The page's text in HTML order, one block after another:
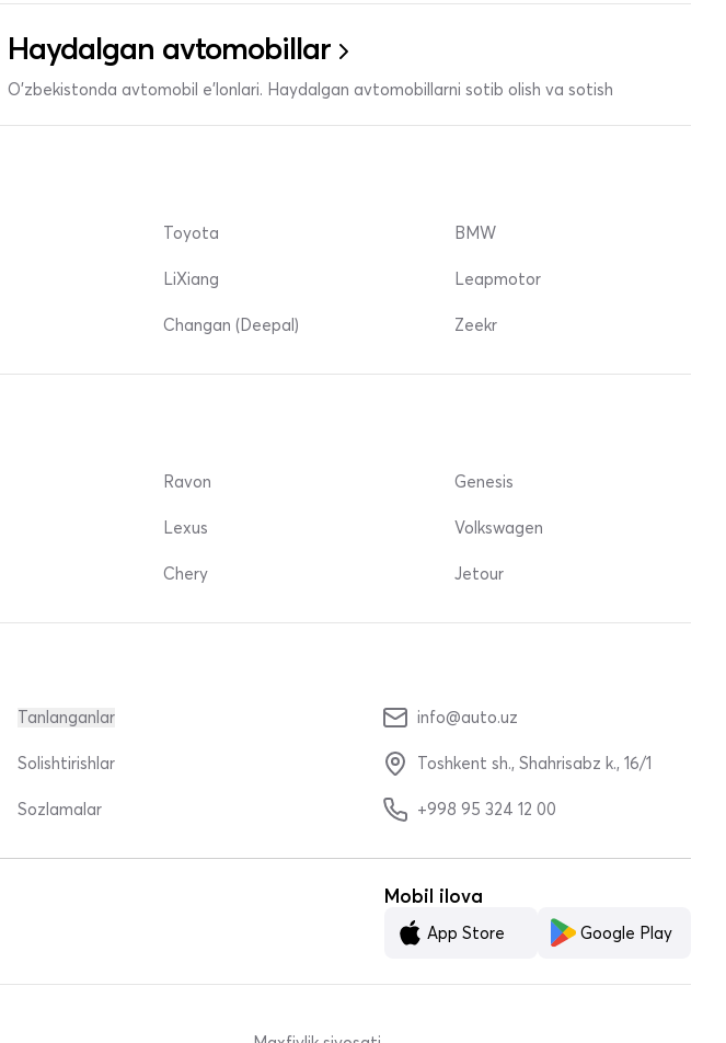
Haydalgan avtomobillar
O'zbekistonda avtomobil e’lonlari. Haydalgan avtomobillarni sotib olish va sotish
Toyota
LiXiang
Changan (Deepal)
BMW
Leapmotor
Zeekr
Ravon
Lexus
Chery
Genesis
Volkswagen
Jetour
Tanlanganlar
Solishtirishlar
Sozlamalar
info@auto.uz
Toshkent sh., Shahrisabz k., 16/1
+998 95 324 12 00
Mobil ilova
App Store Google Play